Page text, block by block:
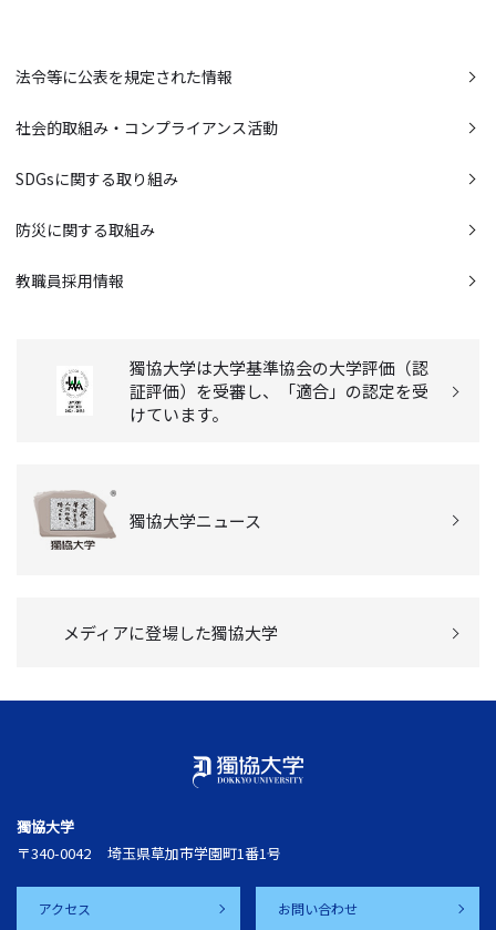
法令等に公表を規定された情報
社会的取組み・コンプライアンス活動
SDGsに関する取り組み
防災に関する取組み
教職員採用情報
獨協大学は大学基準協会の大学評価（認
証評価）を受審し、「適合」の認定を受
けています。
獨協大学ニュース
メディアに登場した獨協大学
獨協大学
〒340-0042
埼玉県草加市学園町1番1号
アクセス お問い合わせ